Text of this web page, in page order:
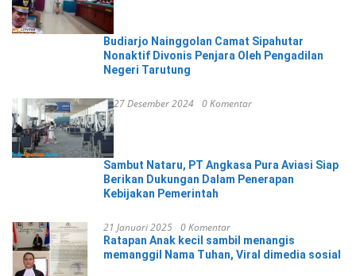
Budiarjo Nainggolan Camat Sipahutar
Nonaktif Divonis Penjara Oleh Pengadilan
Negeri Tarutung
27 Desember 2024 0 Komentar
Sambut Nataru, PT Angkasa Pura Aviasi Siap
Berikan Dukungan Dalam Penerapan
Kebijakan Pemerintah
21 Januari 2025 0 Komentar
Ratapan Anak kecil sambil menangis
memanggil Nama Tuhan, Viral dimedia sosial